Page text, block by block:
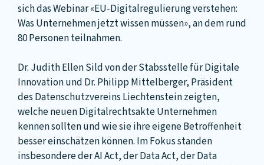
sich das Webinar «EU-Digitalregulierung verstehen:
Was Unternehmen jetzt wissen müssen», an dem rund
80 Personen teilnahmen.
Dr. Judith Ellen Sild von der Stabsstelle für Digitale
Innovation und Dr. Philipp Mittelberger, Präsident
des Datenschutzvereins Liechtenstein zeigten,
welche neuen Digitalrechtsakte Unternehmen
kennen sollten und wie sie ihre eigene Betroffenheit
besser einschätzen können. Im Fokus standen
insbesondere der AI Act, der Data Act, der Data